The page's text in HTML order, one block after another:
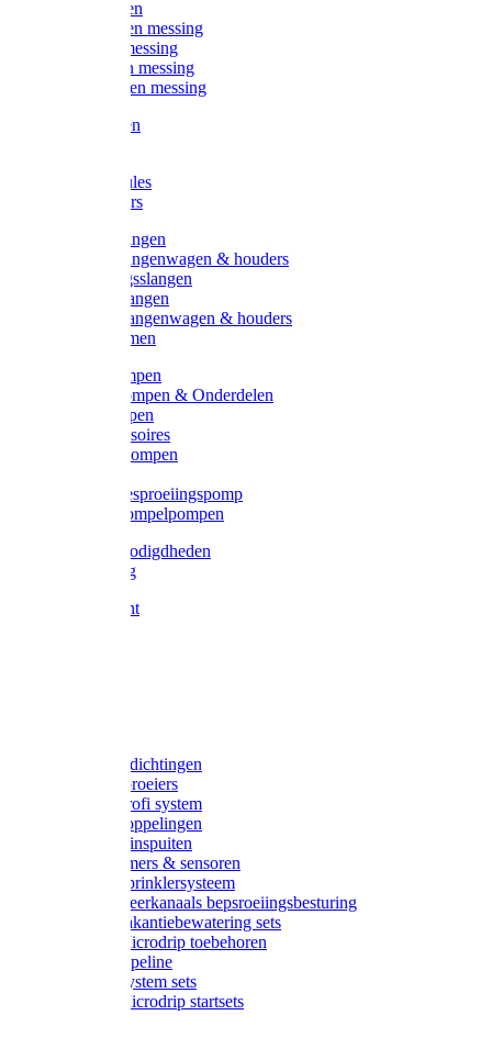
Kogelkranen
Koppelingen messing
Sproeiers messing
Tuinspuiten messing
Slangstukken messing
Handspuiten
Kunststoftules
Regenmeters
Overige slangen
Overige slangenwagen & houders
Beregeningsslangen
Gardena slangen
Gardena slangenwagen & houders
Slangklemmen
Leader pompen
Zwengelpompen & Onderdelen
Ebara pompen
Pompaccessoires
Excellent pompen
Gardena besproeiingspomp
Gardena dompelpompen
Tyleen benodigdheden
Tyleenslang
Lange bocht
Gardena afdichtingen
Gardena sproeiers
Gardena Profi system
Gardena koppelingen
Gardena tuinspuiten
Gardena timers & sensoren
Gardena Sprinklersysteem
Gardena meerkanaals bepsroeiingsbesturing
Gardena vakantiebewatering sets
Gardena Microdrip toebehoren
Gardena Pipeline
Gardena System sets
Gardena Microdrip startsets